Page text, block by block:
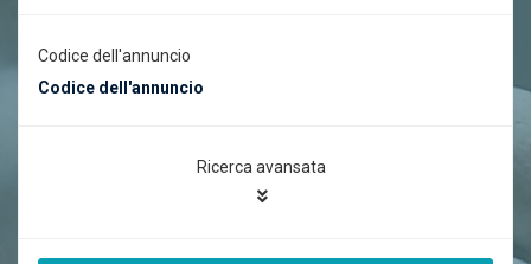
Codice dell'annuncio
Ricerca avansata